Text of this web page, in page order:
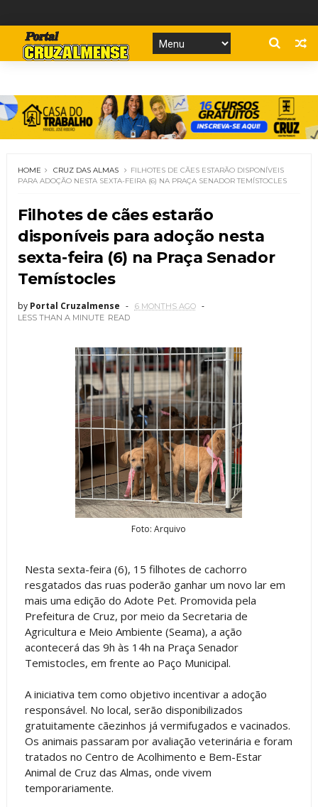
HOME CRUZ DAS ALMAS
FILHOTES DE CÃES ESTARÃO DISPONÍVEIS
PARA ADOÇÃO NESTA SEXTA-FEIRA (6) NA PRAÇA SENADOR TEMÍSTOCLES
Filhotes de cães estarão
disponíveis para adoção nesta
sexta-feira (6) na Praça Senador
Temístocles
by Portal Cruzalmense
6 MONTHS AGO
LESS THAN A MINUTE READ
Foto: Arquivo
Nesta sexta-feira (6), 15 filhotes de cachorro
resgatados das ruas poderão ganhar um novo lar em
mais uma edição do Adote Pet. Promovida pela
Prefeitura de Cruz, por meio da Secretaria de
Agricultura e Meio Ambiente (Seama), a ação
acontecerá das 9h às 14h na Praça Senador
Temistocles, em frente ao Paço Municipal.
A iniciativa tem como objetivo incentivar a adoção
responsável. No local, serão disponibilizados
gratuitamente cãezinhos já vermifugados e vacinados.
Os animais passaram por avaliação veterinária e foram
tratados no Centro de Acolhimento e Bem-Estar
Animal de Cruz das Almas, onde vivem
temporariamente.